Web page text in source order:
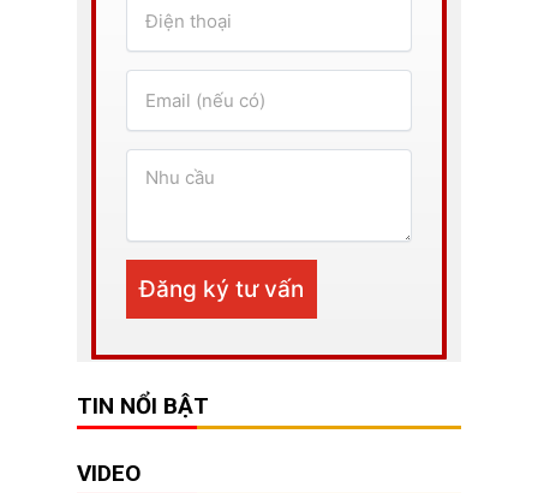
TIN NỔI BẬT
VIDEO